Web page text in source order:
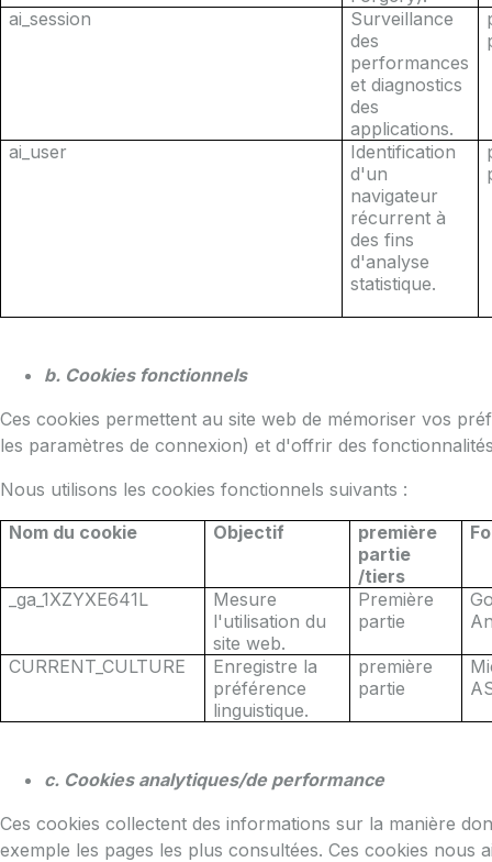
ai_session
Surveillance
des
performances
et diagnostics
des
applications.
ai_user
Identification
d'un
navigateur
récurrent à
des fins
d'analyse
statistique.
b. Cookies fonctionnels
Ces cookies permettent au site web de mémoriser vos
les paramètres de connexion) et d'offrir des
Nous utilisons les cookies fonctionnels suivants :
Nom du cookie
Objectif
première
partie
/tiers
_ga_1XZYXE641L
Mesure
l'utilisation du
site web.
Première
partie
CURRENT_CULTURE
Enregistre la
préférence
linguistique.
première
partie
c. Cookies analytiques/de performance
Ces cookies collectent des informations sur la manière
exemple les pages les plus consultées. Ces cookies nous